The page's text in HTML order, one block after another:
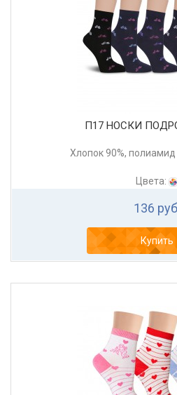
П17 НОСКИ
Хлопок 90%, полиамид
Цвета:
136
Купить